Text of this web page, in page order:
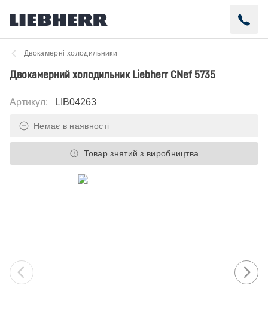
Двокамерні холодильники
Двокамерний холодильник Liebherr CNef 5735
Артикул: LIB04263
Немає в наявності
Товар знятий з виробництва